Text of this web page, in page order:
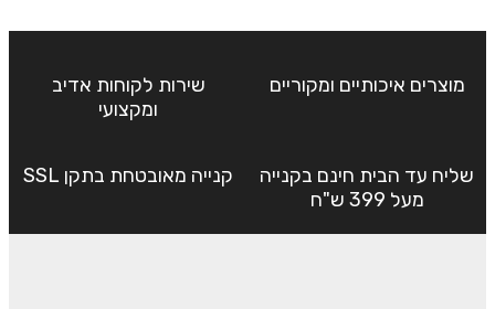
מוצרים איכותיים ומקוריים
שירות לקוחות אדיב
ומקצועי
שליח עד הבית חינם בקנייה
מעל 399 ש"ח
קנייה מאובטחת בתקן SSL